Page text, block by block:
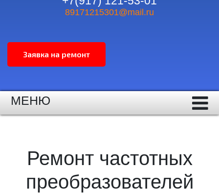
89171215301@mail.ru
МЕНЮ
Ремонт частотных
преобразователей